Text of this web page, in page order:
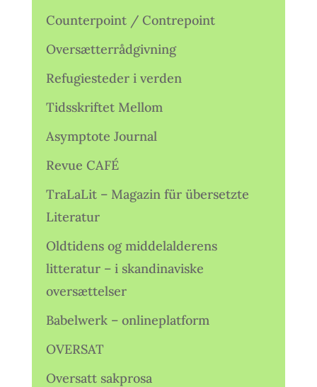
Counterpoint / Contrepoint
Oversætterrådgivning
Refugiesteder i verden
Tidsskriftet Mellom
Asymptote Journal
Revue CAFÉ
TraLaLit – Magazin für übersetzte
Literatur
Oldtidens og middelalderens
litteratur – i skandinaviske
oversættelser
Babelwerk – onlineplatform
OVERSAT
Oversatt sakprosa